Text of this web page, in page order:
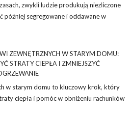
zwykli ludzie produkują niezliczone
później segregowane i oddawane w
ZEWNĘTRZNYCH W STARYM DOMU:
STRATY CIEPŁA I ZMNIEJSZYĆ
w starym domu to kluczowy krok, który
ciepła i pomóc w obniżeniu rachunków